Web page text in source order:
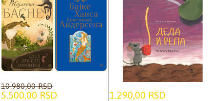
10.980,00 RSD
5.500,00 RSD 1.290,00 RSD